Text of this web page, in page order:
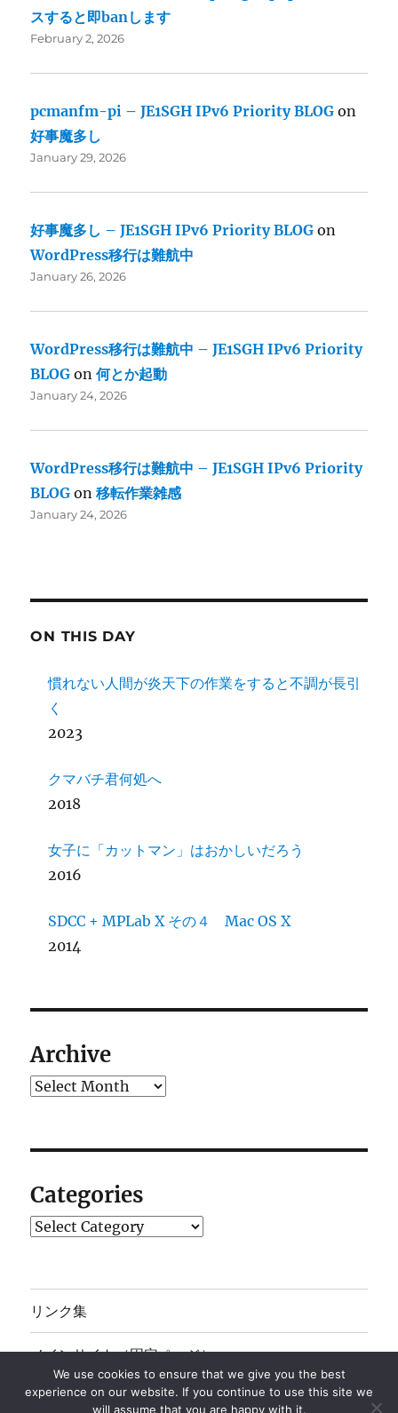
スすると即banします
February 2, 2026
pcmanfm-pi – JE1SGH IPv6 Priority BLOG on
好事魔多し
January 29, 2026
好事魔多し – JE1SGH IPv6 Priority BLOG on
WordPress移行は難航中
January 26, 2026
WordPress移行は難航中 – JE1SGH IPv6 Priority
BLOG on何とか起動
January 24, 2026
WordPress移行は難航中 – JE1SGH IPv6 Priority
BLOG on移転作業雑感
January 24, 2026
ON THIS DAY
慣れない人間が炎天下の作業をすると不調が長引
く
2023
クマバチ君何処へ
2018
女子に「カットマン」はおかしいだろう
2016
SDCC + MPLab X その４ Mac OS X
2014
Archive
Archives
Categories
Categories
リンク集
メインサイト（固定ページ）へ
We use cookies to ensure that we give you the best
experience on our website. If you continue to use this site we
will assume that you are happy with it.